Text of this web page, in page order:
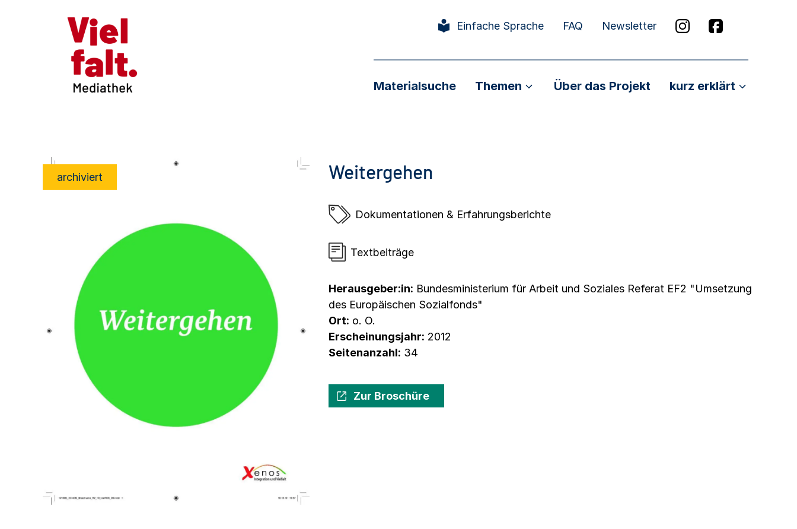
Einfache Sprache FAQ Newsletter
Materialsuche Themen Über das Projekt kurz erklärt
archiviert Weitergehen
Dokumentationen & Erfahrungsberichte
Textbeiträge
Herausgeber:in: Bundesministerium für Arbeit und Soziales Referat EF2 "Umsetzung
des Europäischen Sozialfonds"
Ort: o. O.
Erscheinungsjahr: 2012
Seitenanzahl: 34
Zur Broschüre